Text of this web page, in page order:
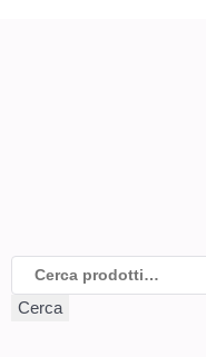
Cerca